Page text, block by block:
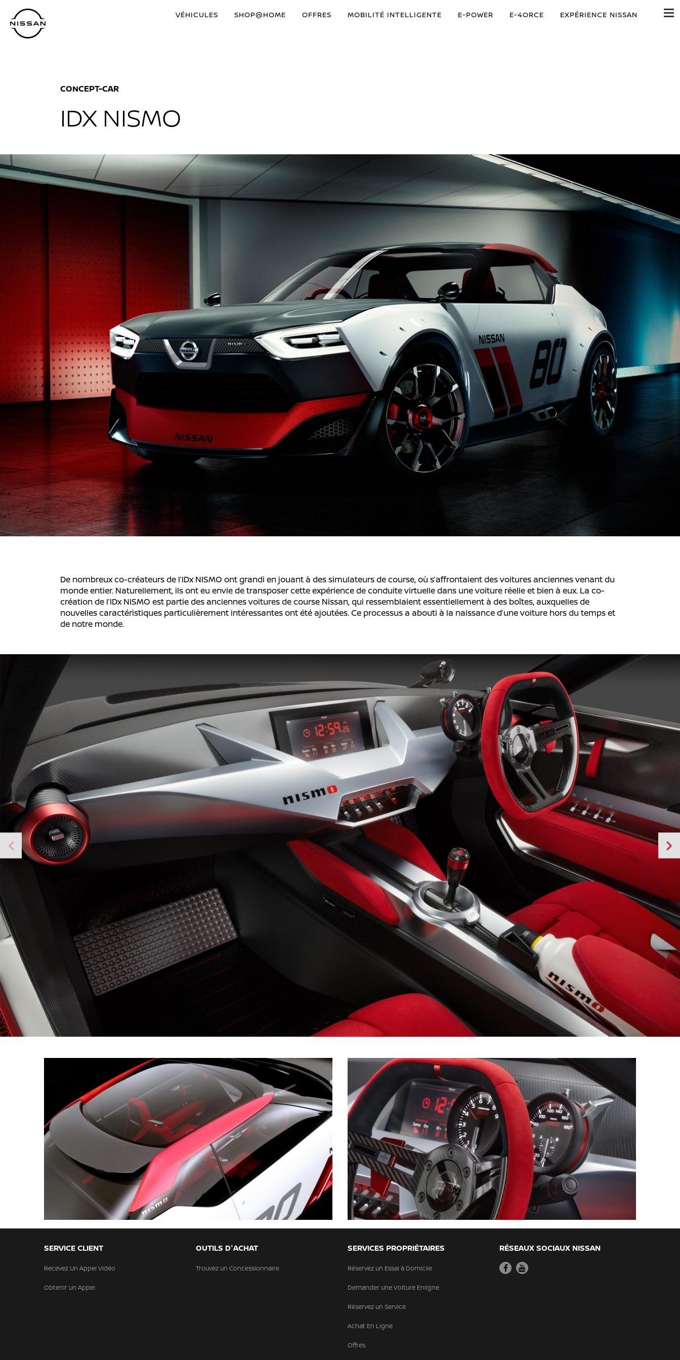
VÉHICULES SHOP@HOME OFFRES MOBILITÉ INTELLIGENTE E-POWER E-4ORCE EXPÉRIENCE NISSAN
CONCEPT-CAR
IDX NISMO
De nombreux co-créateurs de l’IDx NISMO ont grandi en jouant à des simulateurs de course, où s’affrontaient des voitures anciennes venant du
monde entier. Naturellement, ils ont eu envie de transposer cette expérience de conduite virtuelle dans une voiture réelle et bien à eux. La co-
création de l’IDx NISMO est partie des anciennes voitures de course Nissan, qui ressemblaient essentiellement à des boîtes, auxquelles de
nouvelles caractéristiques particulièrement intéressantes ont été ajoutées. Ce processus a abouti à la naissance d’une voiture hors du temps et
de notre monde.
SERVICE CLIENT
Recevez Un Appel Vidéo
Obtenir un Appel
OUTILS D'ACHAT
Trouvez un Concessionnaire
SERVICES PROPRIÉTAIRES
Réservez un Essai à Domicile
Demander une Voiture Enligne
Réservez un Service
Achat En Ligne
Offres
RÉSEAUX SOCIAUX NISSAN